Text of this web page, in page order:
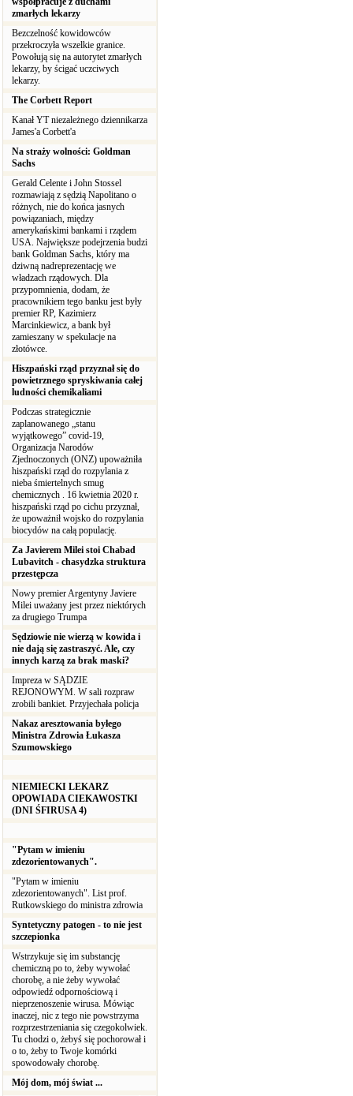
zmarłych lekarzy
Bezczelność kowidowców
przekroczyła wszelkie granice.
Powołują się na autorytet zmarłych
lekarzy, by ścigać uczciwych
lekarzy.
The Corbett Report
Kanał YT niezależnego dziennikarza
James'a Corbett'a
Na straży wolności: Goldman
Sachs
Gerald Celente i John Stossel
rozmawiają z sędzią Napolitano o
różnych, nie do końca jasnych
powiązaniach, między
amerykańskimi bankami i rządem
USA. Największe podejrzenia budzi
bank Goldman Sachs, który ma
dziwną nadreprezentację we
władzach rządowych. Dla
przypomnienia, dodam, że
pracownikiem tego banku jest były
premier RP, Kazimierz
Marcinkiewicz, a bank był
zamieszany w spekulacje na
złotówce.
Hiszpański rząd przyznał się do
powietrznego spryskiwania całej
ludności chemikaliami
Podczas strategicznie
zaplanowanego „stanu
wyjątkowego” covid-19,
Organizacja Narodów
Zjednoczonych (ONZ) upoważniła
hiszpański rząd do rozpylania z
nieba śmiertelnych smug
chemicznych . 16 kwietnia 2020 r.
hiszpański rząd po cichu przyznał,
że upoważnił wojsko do rozpylania
biocydów na całą populację.
Za Javierem Milei stoi Chabad
Lubavitch - chasydzka struktura
przestępcza
Nowy premier Argentyny Javiere
Milei uważany jest przez niektórych
za drugiego Trumpa
Sędziowie nie wierzą w kowida i
nie dają się zastraszyć. Ale, czy
innych karzą za brak maski?
Impreza w SĄDZIE
REJONOWYM. W sali rozpraw
zrobili bankiet. Przyjechała policja
Nakaz aresztowania byłego
Ministra Zdrowia Łukasza
Szumowskiego
NIEMIECKI LEKARZ
OPOWIADA CIEKAWOSTKI
(DNI ŚFIRUSA 4)
"Pytam w imieniu
zdezorientowanych".
"Pytam w imieniu
zdezorientowanych". List prof.
Rutkowskiego do ministra zdrowia
Syntetyczny patogen - to nie jest
szczepionka
Wstrzykuje się im substancję
chemiczną po to, żeby wywołać
chorobę, a nie żeby wywołać
odpowiedź odpornościową i
nieprzenoszenie wirusa. Mówiąc
inaczej, nic z tego nie powstrzyma
rozprzestrzeniania się czegokolwiek.
Tu chodzi o, żebyś się pochorował i
o to, żeby to Twoje komórki
spowodowały chorobę.
Mój dom, mój świat ...